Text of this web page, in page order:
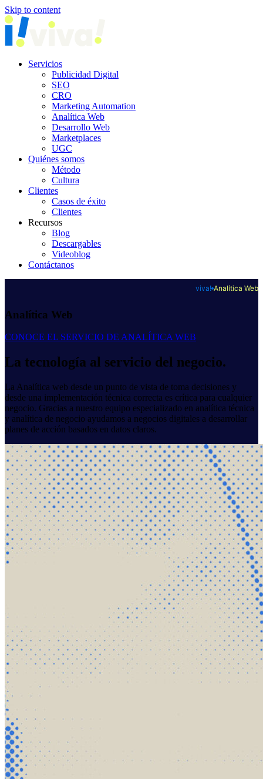
Skip to content
Servicios
Publicidad Digital
SEO
CRO
Marketing Automation
Analítica Web
Desarrollo Web
Marketplaces
UGC
Quiénes somos
Método
Cultura
Clientes
Casos de éxito
Clientes
Recursos
Blog
Descargables
Videoblog
Contáctanos
viva! Analítica Web
Analítica Web
CONOCE EL SERVICIO DE ANALÍTICA WEB
La tecnología al servicio del negocio.
La Analítica web desde un punto de vista de toma decisiones y
desde una implementación técnica correcta es crítica para cualquier
negocio. Gracias a nuestro equipo especializado en analítica técnica
y analítica de negocio ayudamos a negocios digitales a desarrollar
planes de acción basados en datos claros.